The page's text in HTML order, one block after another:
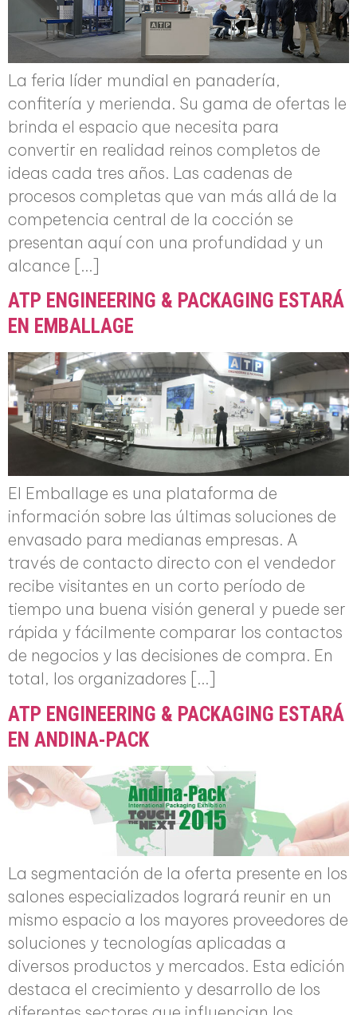
La feria líder mundial en panadería,
confitería y merienda. Su gama de ofertas le
brinda el espacio que necesita para
convertir en realidad reinos completos de
ideas cada tres años. Las cadenas de
procesos completas que van más allá de la
competencia central de la cocción se
presentan aquí con una profundidad y un
alcance […]
ATP ENGINEERING & PACKAGING ESTARÁ
EN EMBALLAGE
El Emballage es una plataforma de
información sobre las últimas soluciones de
envasado para medianas empresas. A
través de contacto directo con el vendedor
recibe visitantes en un corto período de
tiempo una buena visión general y puede ser
rápida y fácilmente comparar los contactos
de negocios y las decisiones de compra. En
total, los organizadores […]
ATP ENGINEERING & PACKAGING ESTARÁ
EN ANDINA-PACK
La segmentación de la oferta presente en los
salones especializados logrará reunir en un
mismo espacio a los mayores proveedores de
soluciones y tecnologías aplicadas a
diversos productos y mercados. Esta edición
destaca el crecimiento y desarrollo de los